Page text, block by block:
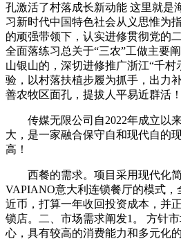
孔激活了村落成长新动能 这里就是
习新时代中国特色社会从义思惟为
的顽强带领下，认实进修贯彻党的
全面落练习总关于“三农”工做主要
山银山的，深切进修推广浙江“千村
验，以村落扶植步履为抓手，出力
善农牧区面孔，提拔人平易近群活！
传媒无限公司自2022年成立以
大，是一家融合保守自和现代自的
高！
西餐的需求。项目采用现代化简
VAPIANO意大利连锁餐厅的模式，
近币，打算一年收回投资成本，并
锁店。二、市场需求阐发1。 方针
心，具有较高的消费能力和多元化的